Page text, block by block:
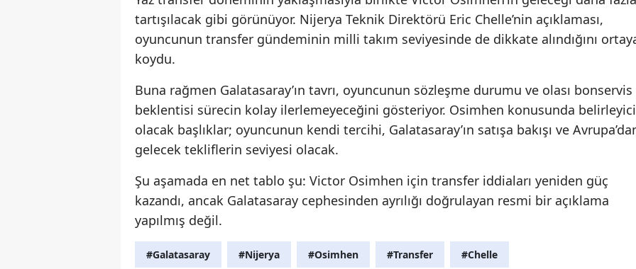
tartışılacak gibi görünüyor. Nijerya Teknik Direktörü Eric Chelle’nin açıklaması,
oyuncunun transfer gündeminin milli takım seviyesinde de dikkate alındığını
koydu.
Buna rağmen Galatasaray’ın tavrı, oyuncunun sözleşme durumu ve olası bonservis
beklentisi sürecin kolay ilerlemeyeceğini gösteriyor. Osimhen konusunda belirleyici
olacak başlıklar; oyuncunun kendi tercihi, Galatasaray’ın satışa bakışı ve
gelecek tekliflerin seviyesi olacak.
Şu aşamada en net tablo şu: Victor Osimhen için transfer iddiaları yeniden güç
kazandı, ancak Galatasaray cephesinden ayrılığı doğrulayan resmi bir açıklama
yapılmış değil.
#Galatasaray #Nijerya #Osimhen #Transfer #Chelle